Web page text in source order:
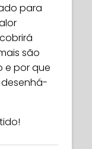
para
são
e por que